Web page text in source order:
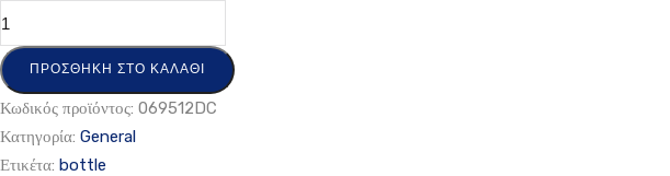
ΠΡΟΣΘΉΚΗ ΣΤΟ ΚΑΛΆΘΙ
Κωδικός προϊόντος: 069512DC
Κατηγορία: General
Ετικέτα: bottle